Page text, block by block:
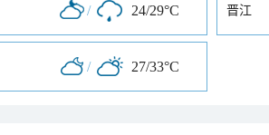
/ 24/29°C 晋江
/ 27/33°C